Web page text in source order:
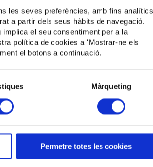
les seves preferències, amb fins analítics
a partir dels seus hàbits de navegació.
el seu consentiment per a la
política de cookies a 'Mostrar-ne els
el botons a continuació.
Màrqueting
Permetre totes les cookies
, marcada per
GERCAT.
2024, i del 4,35% per a l’any 2025,
del V Conveni d’empreses d’atenció
de la majoria d’empreses del sector.
com una de les seves grans prioritats
de l’àmbit de l’atenció a la gent
la campanya
"Paraules d'agraïment"
,
que les famílies envien agraïnt la seva
al final de la notícia.